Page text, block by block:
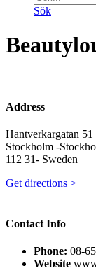
Sök
Address
Hantverkargatan 51
Stockholm -
112 31- Sweden
Get directions >
Contact Info
Phone: 08-
Website